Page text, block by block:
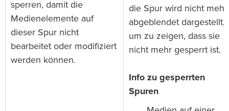
sperren, damit die
Medienelemente auf
dieser Spur nicht
bearbeitet oder modifiziert
werden können.
die Spur wird nicht mehr
abgeblendet dargestellt,
um zu zeigen, dass sie
nicht mehr gesperrt ist.
Info zu gesperrten
Spuren